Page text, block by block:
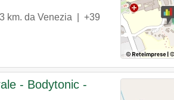
km. da Venezia | +39
- Bodytonic -